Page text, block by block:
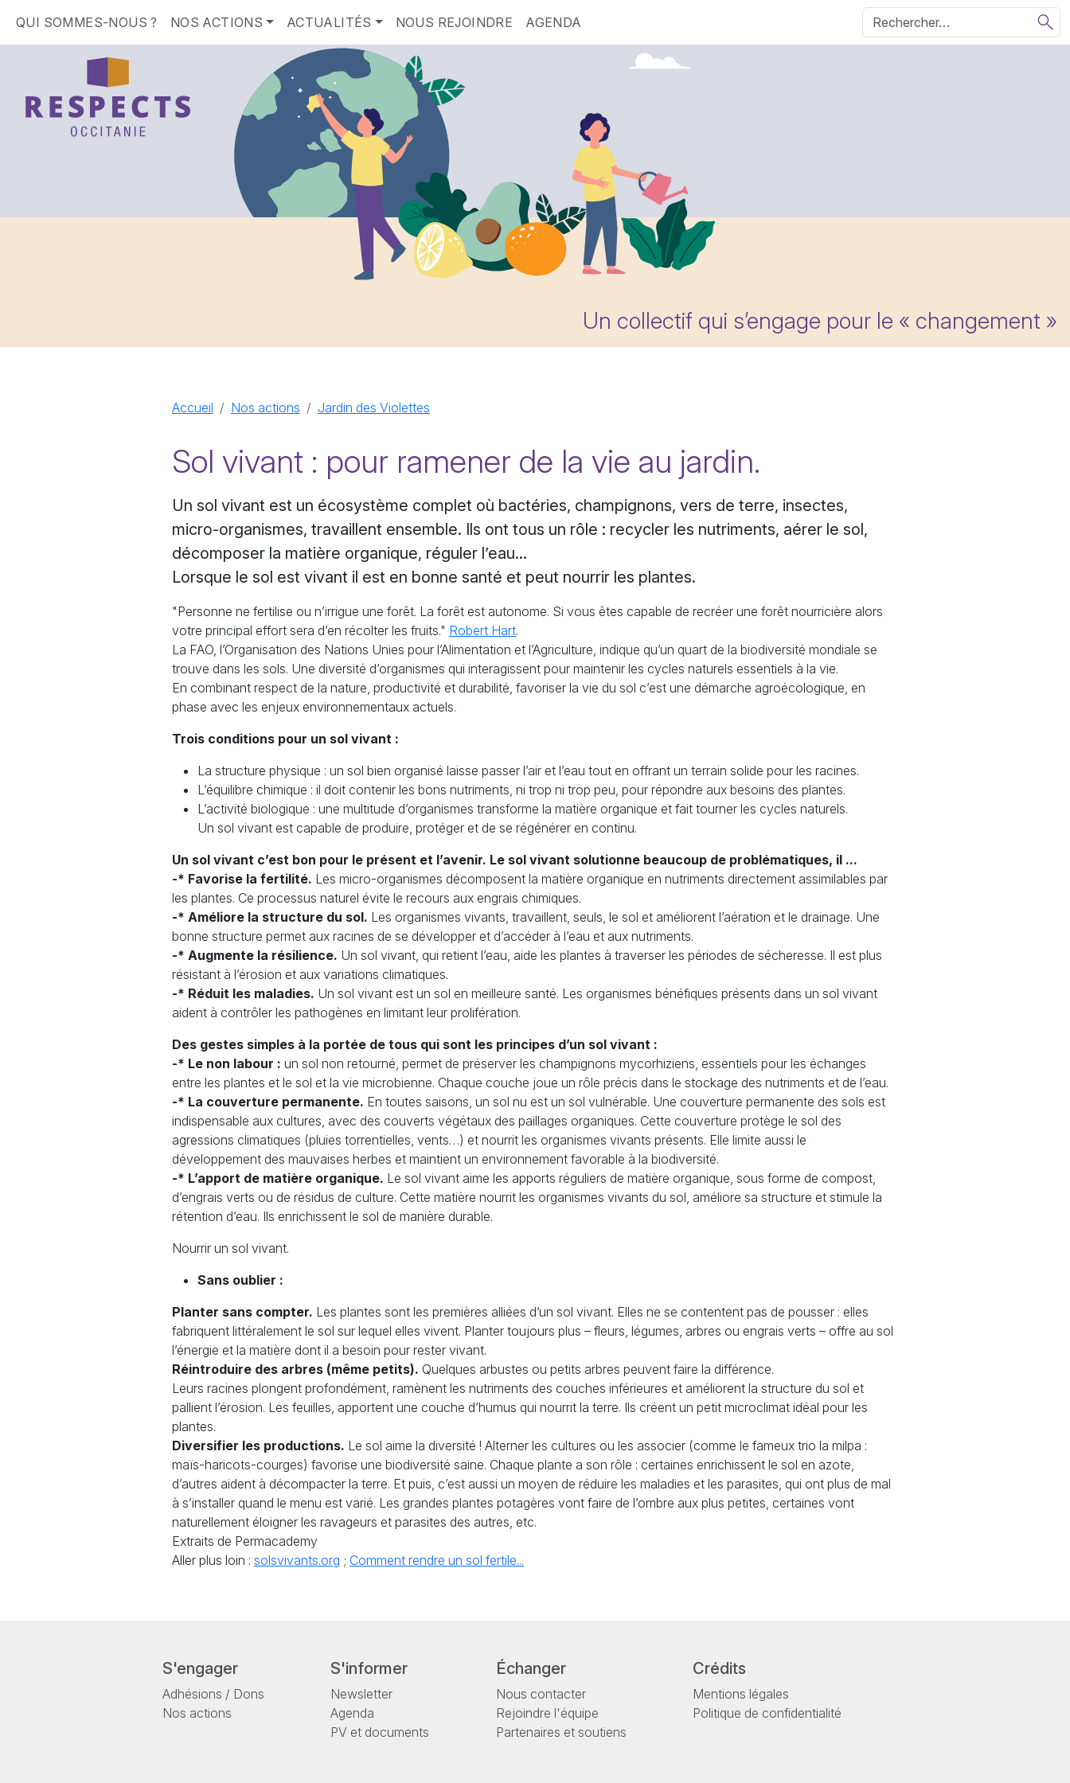
QUI SOMMES-NOUS ? NOS ACTIONS ACTUALITÉS NOUS REJOINDRE AGENDA
Un collectif qui s’engage pour le « changement »
Accueil Nos actions Jardin des Violettes
Sol vivant : pour ramener de la vie au jardin.
Un sol vivant est un écosystème complet où bactéries, champignons, vers de terre, insectes,
micro-organismes, travaillent ensemble. Ils ont tous un rôle : recycler les nutriments, aérer le sol,
décomposer la matière organique, réguler l’eau...
Lorsque le sol est vivant il est en bonne santé et peut nourrir les plantes.
"Personne ne fertilise ou n’irrigue une forêt. La forêt est autonome. Si vous êtes capable de recréer une forêt nourricière alors
votre principal effort sera d’en récolter les fruits." Robert Hart.
La FAO, l’Organisation des Nations Unies pour l’Alimentation et l’Agriculture, indique qu’un quart de la biodiversité mondiale se
trouve dans les sols. Une diversité d’organismes qui interagissent pour maintenir les cycles naturels essentiels à la vie.
En combinant respect de la nature, productivité et durabilité, favoriser la vie du sol c’est une démarche agroécologique, en
phase avec les enjeux environnementaux actuels.
Trois conditions pour un sol vivant :
La structure physique : un sol bien organisé laisse passer l’air et l’eau tout en offrant un terrain solide pour les racines.
L’équilibre chimique : il doit contenir les bons nutriments, ni trop ni trop peu, pour répondre aux besoins des plantes.
L’activité biologique : une multitude d’organismes transforme la matière organique et fait tourner les cycles naturels.
Un sol vivant est capable de produire, protéger et de se régénérer en continu.
Un sol vivant c’est bon pour le présent et l’avenir. Le sol vivant solutionne beaucoup de problématiques, il ...
-* Favorise la fertilité. Les micro-organismes décomposent la matière organique en nutriments directement assimilables par
les plantes. Ce processus naturel évite le recours aux engrais chimiques.
-* Améliore la structure du sol. Les organismes vivants, travaillent, seuls, le sol et améliorent l’aération et le drainage. Une
bonne structure permet aux racines de se développer et d’accéder à l’eau et aux nutriments.
-* Augmente la résilience. Un sol vivant, qui retient l’eau, aide les plantes à traverser les périodes de sécheresse. Il est plus
résistant à l’érosion et aux variations climatiques.
-* Réduit les maladies. Un sol vivant est un sol en meilleure santé. Les organismes bénéfiques présents dans un sol vivant
aident à contrôler les pathogènes en limitant leur prolifération.
Des gestes simples à la portée de tous qui sont les principes d’un sol vivant :
-* Le non labour : un sol non retourné, permet de préserver les champignons mycorhiziens, essentiels pour les échanges
entre les plantes et le sol et la vie microbienne. Chaque couche joue un rôle précis dans le stockage des nutriments et de l’eau.
-* La couverture permanente. En toutes saisons, un sol nu est un sol vulnérable. Une couverture permanente des sols est
indispensable aux cultures, avec des couverts végétaux des paillages organiques. Cette couverture protège le sol des
agressions climatiques (pluies torrentielles, vents…) et nourrit les organismes vivants présents. Elle limite aussi le
développement des mauvaises herbes et maintient un environnement favorable à la biodiversité.
-* L’apport de matière organique. Le sol vivant aime les apports réguliers de matière organique, sous forme de compost,
d’engrais verts ou de résidus de culture. Cette matière nourrit les organismes vivants du sol, améliore sa structure et stimule la
rétention d’eau. Ils enrichissent le sol de manière durable.
Nourrir un sol vivant.
Sans oublier :
Planter sans compter. Les plantes sont les premières alliées d’un sol vivant. Elles ne se contentent pas de pousser : elles
fabriquent littéralement le sol sur lequel elles vivent. Planter toujours plus – fleurs, légumes, arbres ou engrais verts – offre au sol
l’énergie et la matière dont il a besoin pour rester vivant.
Réintroduire des arbres (même petits). Quelques arbustes ou petits arbres peuvent faire la différence.
Leurs racines plongent profondément, ramènent les nutriments des couches inférieures et améliorent la structure du sol et
pallient l’érosion. Les feuilles, apportent une couche d’humus qui nourrit la terre. Ils créent un petit microclimat idéal pour les
plantes.
Diversifier les productions. Le sol aime la diversité ! Alterner les cultures ou les associer (comme le fameux trio la milpa :
maïs-haricots-courges) favorise une biodiversité saine. Chaque plante a son rôle : certaines enrichissent le sol en azote,
d’autres aident à décompacter la terre. Et puis, c’est aussi un moyen de réduire les maladies et les parasites, qui ont plus de mal
à s’installer quand le menu est varié. Les grandes plantes potagères vont faire de l’ombre aux plus petites, certaines vont
naturellement éloigner les ravageurs et parasites des autres, etc.
Extraits de Permacademy
Aller plus loin : solsvivants.org ; Comment rendre un sol fertile...
S'engager
Adhésions / Dons
Nos actions
S'informer
Newsletter
Agenda
PV et documents
Échanger
Nous contacter
Rejoindre l'équipe
Partenaires et soutiens
Crédits
Mentions légales
Politique de confidentialité